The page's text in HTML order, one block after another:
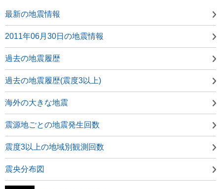
最新の地震情報
2011年06月30日の地震情報
過去の地震履歴
過去の地震履歴(震度3以上)
海外の大きな地震
震源地ごとの地震発生回数
震度3以上の地域別観測回数
震央分布図